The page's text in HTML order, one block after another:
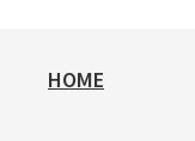
HOME